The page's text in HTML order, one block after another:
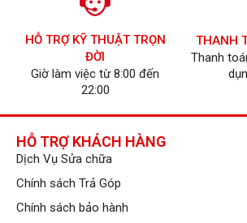
HỖ TRỢ KỸ THUẬT TRỌN
ĐỜI
Giờ làm việc từ 8:00 đến
22:00
THANH
Thanh
HỖ TRỢ KHÁCH HÀNG
Dịch Vụ Sửa chữa
Chính sách Trả Góp
Chính sách bảo hành